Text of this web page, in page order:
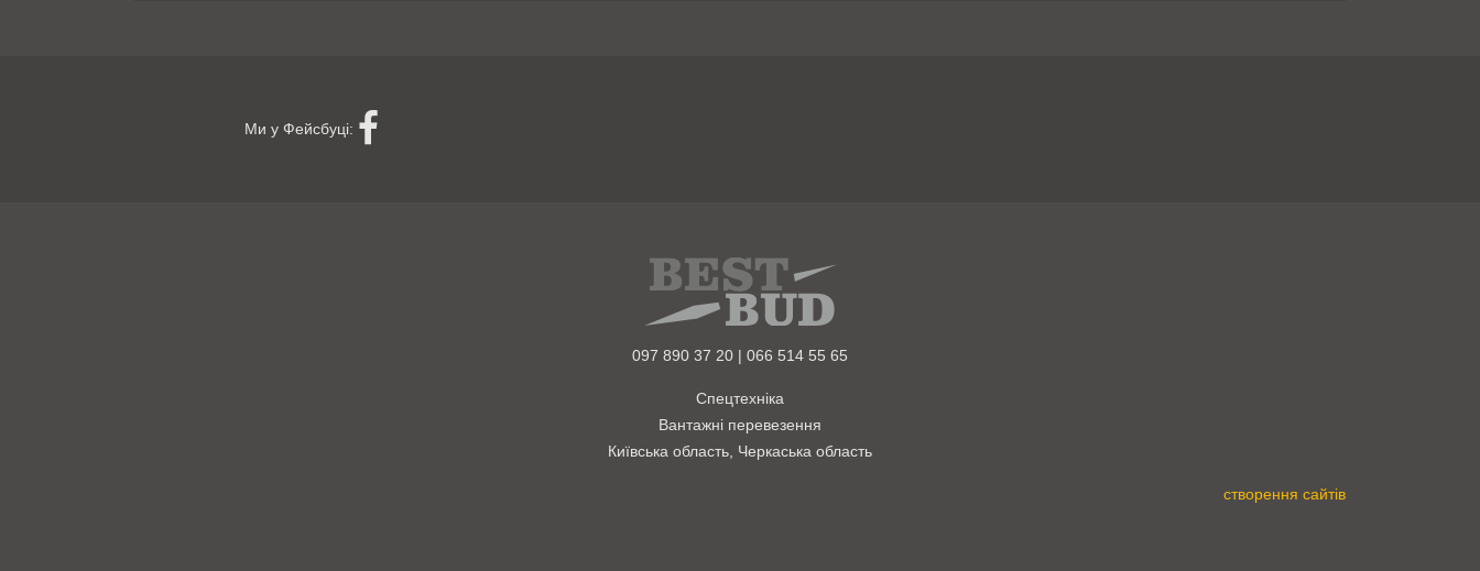
Ми у Фейсбуці:
097 890 37 20 | 066 514 55 65
Спецтехніка
Вантажні перевезення
Київська область, Черкаська область
створення сайтів